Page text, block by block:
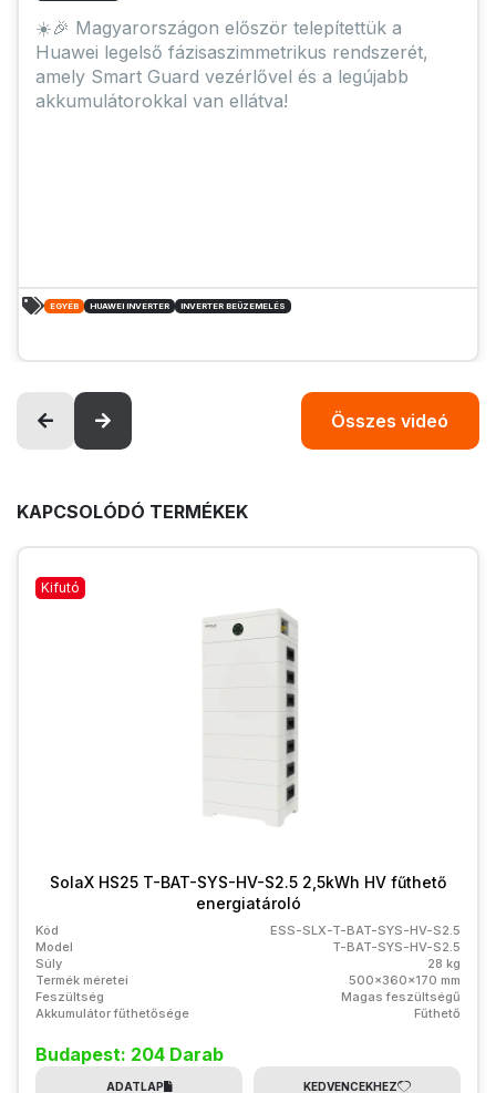
☀️🎉 Magyarországon először telepítettük a
Huawei legelső fázisaszimmetrikus rendszerét,
amely Smart Guard vezérlővel és a legújabb
akkumulátorokkal van ellátva!
EGYÉB HUAWEI INVERTER INVERTER BEÜZEMELÉS
Összes videó
KAPCSOLÓDÓ TERMÉKEK
Kifutó
SolaX HS25 T-BAT-SYS-HV-S2.5 2,5kWh HV fűthető
energiatároló
Kód
ESS-SLX-T-BAT-SYS-HV-S2.5
Model
T-BAT-SYS-HV-S2.5
Súly
28 kg
Termék méretei
500x360x170 mm
Feszültség
Magas feszültségű
Akkumulátor fűthetősége
Fűthető
Budapest: 204 Darab
ADATLAP KEDVENCEKHEZ